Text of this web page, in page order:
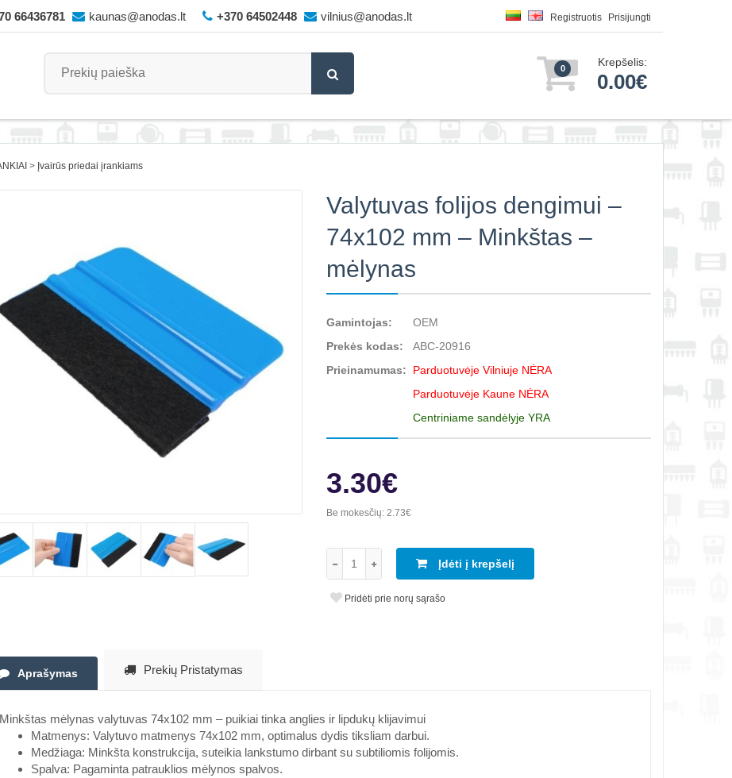
66436781 kaunas@anodas.lt +370 64502448 vilnius@anodas.lt Registruotis Prisijungti
0 Krepšelis:
0.00€
Įvairūs priedai įrankiams
Valytuvas folijos dengimui –
74x102 mm – Minkštas –
mėlynas
Gamintojas:
OEM
Prekės kodas:
ABC-20916
Prieinamumas:
Parduotuvėje Vilniuje NĖRA
Parduotuvėje Kaune NĖRA
Centriniame sandėlyje YRA
3.30€
Be mokesčių:2.73€
Įdėti į krepšelį
Pridėti prie norų sąrašo
Aprašymas Prekių Pristatymas
Minkštas mėlynas valytuvas 74x102 mm – puikiai tinka anglies ir lipdukų klijavimui
Matmenys: Valytuvo matmenys 74x102 mm, optimalus dydis tiksliam darbui.
Medžiaga: Minkšta konstrukcija, suteikia lankstumo dirbant su subtiliomis folijomis.
Spalva: Pagaminta patrauklios mėlynos spalvos.